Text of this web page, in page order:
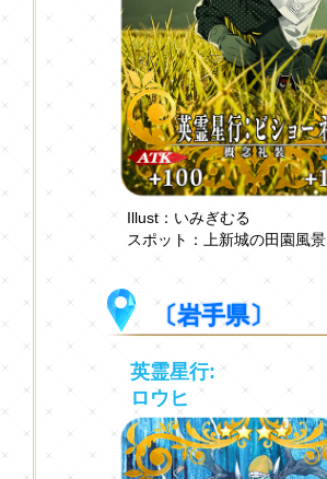
Illust：いみぎむる
スポット：上新城の田園風景
〔岩手県〕
英霊星行:
ロウヒ